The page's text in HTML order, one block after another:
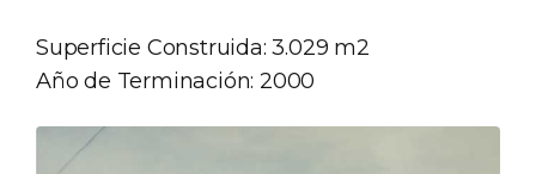
Superficie Construida: 3.029 m2
Año de Terminación: 2000